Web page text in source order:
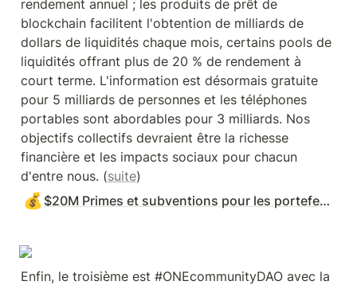
rendement annuel ; les produits de prêt de
blockchain facilitent l'obtention de milliards de
dollars de liquidités chaque mois, certains pools de
liquidités offrant plus de 20 % de rendement à
court terme. L'information est désormais gratuite
pour 5 milliards de personnes et les téléphones
portables sont abordables pour 3 milliards. Nos
objectifs collectifs devraient être la richesse
financière et les impacts sociaux pour chacun
d'entre nous. (suite)
💰 $20M Primes et subventions pour les portefeuilles de crypto
Enfin, le troisième est #ONEcommunityDAO avec la